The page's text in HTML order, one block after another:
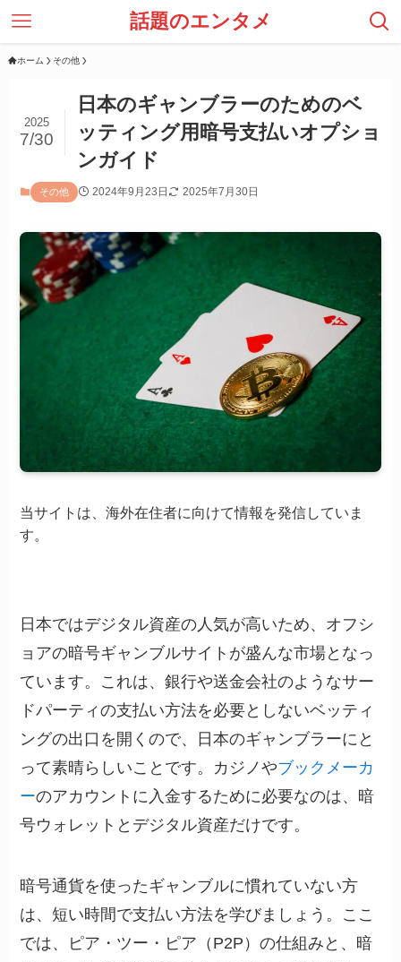
話題のエンタメ
ホーム その他
日本のギャンブラーのためのベ
ッティング用暗号支払いオプショ
ンガイド
2025
7/30
その他 2024年9月23日 2025年7月30日
当サイトは、海外在住者に向けて情報を発信していま
す。
日本ではデジタル資産の人気が高いため、オフシ
ョアの暗号ギャンブルサイトが盛んな市場となっ
ています。これは、銀行や送金会社のようなサー
ドパーティの支払い方法を必要としないベッティ
ングの出口を開くので、日本のギャンブラーにと
って素晴らしいことです。カジノやブックメーカ
ーのアカウントに入金するために必要なのは、暗
号ウォレットとデジタル資産だけです。
暗号通貨を使ったギャンブルに慣れていない方
は、短い時間で支払い方法を学びましょう。ここ
では、ピア・ツー・ピア（P2P）の仕組みと、暗